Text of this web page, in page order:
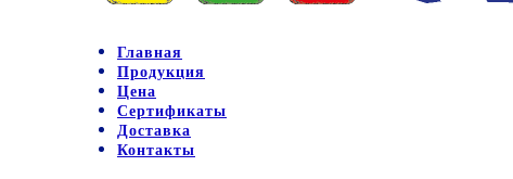
Главная
Продукция
Цена
Сертификаты
Доставка
Контакты